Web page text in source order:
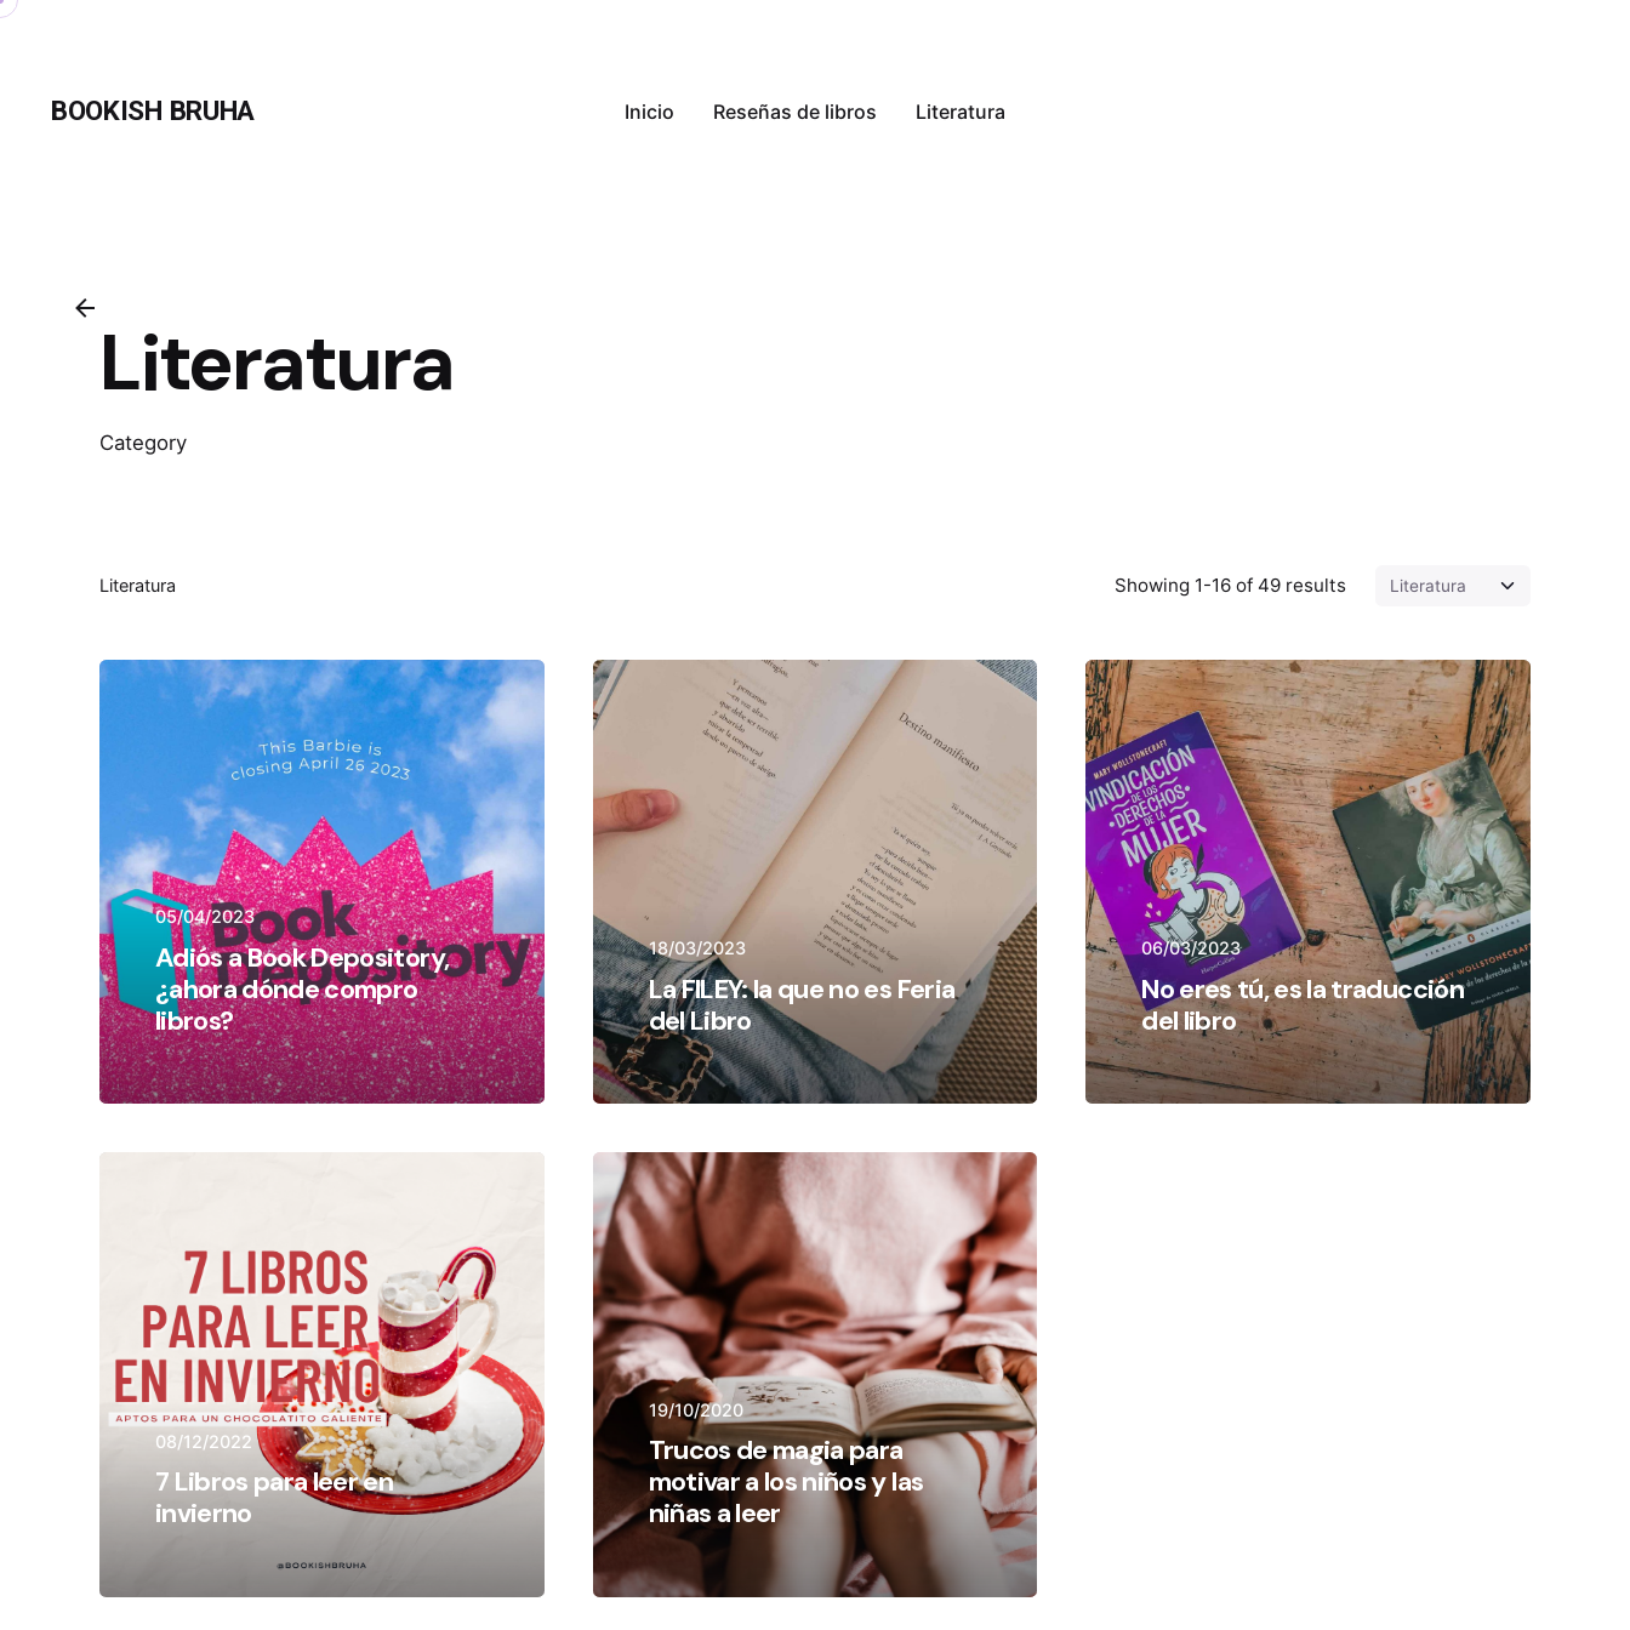
Skip
BOOKISH BRUHA Inicio Reseñas de libros Literatura
Literatura
Category
Literatura Showing 1-16 of 49 results
05/04/2023
Adiós a Book Depository,
¿ahora dónde compro
libros?
18/03/2023
La FILEY: la que no es Feria
del Libro
06/03/2023
No eres tú, es la traducción
del libro
08/12/2022
7 Libros para leer en
invierno
19/10/2020
Trucos de magia para
motivar a los niños y las
niñas a leer